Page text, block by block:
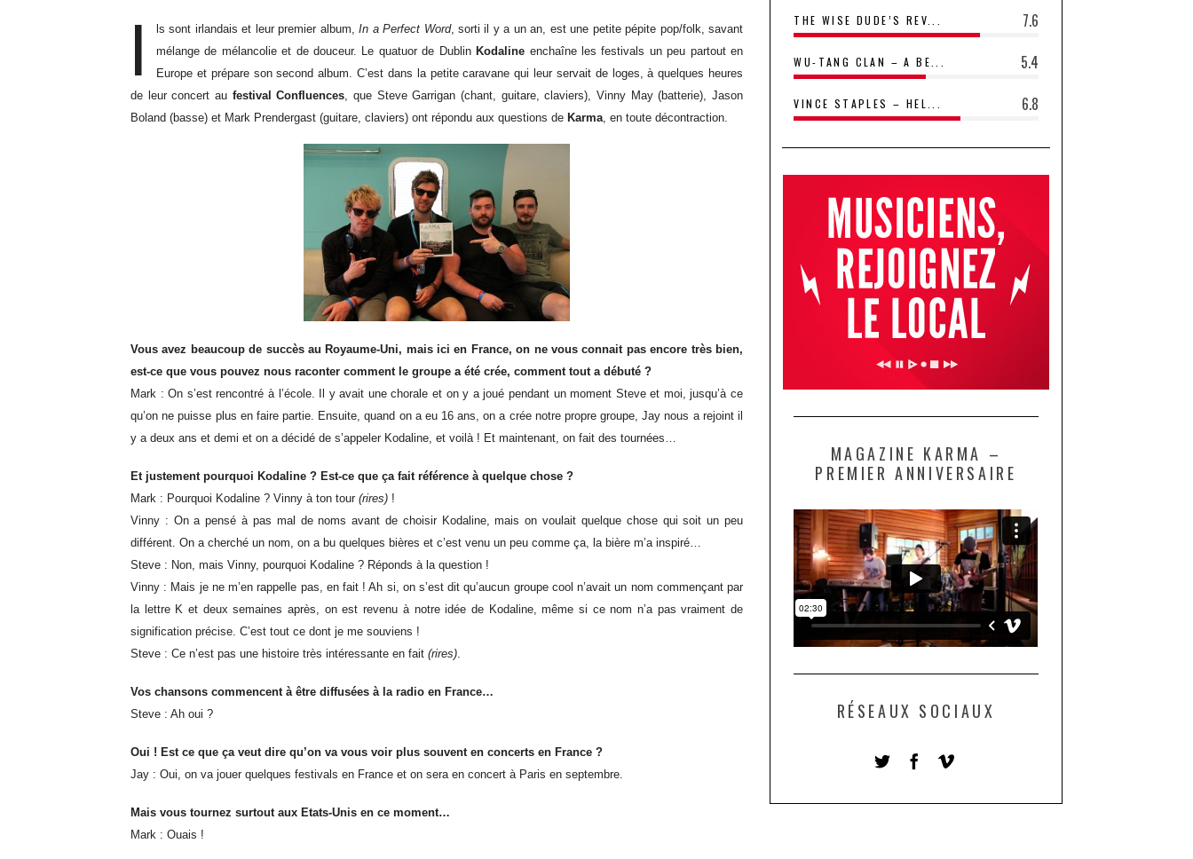
I ls sont irlandais et leur premier album,In a Perfect Word, sorti il y a un an, est une petite pépite pop/folk, savant
mélange de mélancolie et de douceur. Le quatuor de Dublin Kodaline enchaîne les festivals un peu partout en
Europe et prépare son second album. C’est dans la petite caravane qui leur servait de loges, à quelques heures
de leur concert au festival Confluences, que Steve Garrigan (chant, guitare, claviers), Vinny May (batterie), Jason
Boland (basse) et Mark Prendergast (guitare, claviers) ont répondu aux questions de Karma, en toute décontraction.
Vous avez beaucoup de succès au Royaume-Uni, mais ici en France, on ne vous connait pas encore très bien,
est-ce que vous pouvez nous raconter comment le groupe a été crée, comment tout a débuté ?
Mark : On s’est rencontré à l’école. Il y avait une chorale et on y a joué pendant un moment Steve et moi, jusqu’à ce
qu’on ne puisse plus en faire partie. Ensuite, quand on a eu 16 ans, on a crée notre propre groupe, Jay nous a rejoint il
y a deux ans et demi et on a décidé de s’appeler Kodaline, et voilà ! Et maintenant, on fait des tournées…
Et justement pourquoi Kodaline ? Est-ce que ça fait référence à quelque chose ?
Mark : Pourquoi Kodaline ? Vinny à ton tour (rires) !
Vinny : On a pensé à pas mal de noms avant de choisir Kodaline, mais on voulait quelque chose qui soit un peu
différent. On a cherché un nom, on a bu quelques bières et c’est venu un peu comme ça, la bière m’a inspiré…
Steve : Non, mais Vinny, pourquoi Kodaline ? Réponds à la question !
Vinny : Mais je ne m’en rappelle pas, en fait ! Ah si, on s’est dit qu’aucun groupe cool n’avait un nom commençant par
la lettre K et deux semaines après, on est revenu à notre idée de Kodaline, même si ce nom n’a pas vraiment de
signification précise. C’est tout ce dont je me souviens !
Steve : Ce n’est pas une histoire très intéressante en fait (rires).
Vos chansons commencent à être diffusées à la radio en France…
Steve : Ah oui ?
Oui ! Est ce que ça veut dire qu’on va vous voir plus souvent en concerts en France ?
Jay : Oui, on va jouer quelques festivals en France et on sera en concert à Paris en septembre.
Mais vous tournez surtout aux Etats-Unis en ce moment…
Mark : Ouais !
7.6
THE WISE DUDE’S REV...
5.4
WU-TANG CLAN – A BE...
6.8
VINCE STAPLES – HEL...
MAGAZINE KARMA –
PREMIER ANNIVERSAIRE
RÉSEAUX SOCIAUX